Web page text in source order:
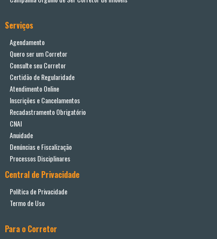
Serviços
Agendamento
Quero ser um Corretor
Consulte seu Corretor
Certidão de Regularidade
Atendimento Online
Inscrições e Cancelamentos
Recadastramento Obrigatório
CNAI
Anuidade
Denúncias e Fiscalização
Processos Disciplinares
Central de Privacidade
Política de Privacidade
Termo de Uso
Para o Corretor